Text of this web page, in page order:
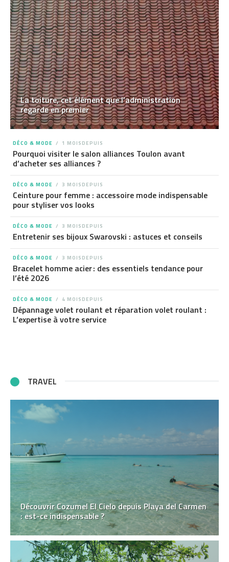
La toiture, cet élément que l’administration
regarde en premier
DÉCO & MODE 1 MOISDEPUIS
Pourquoi visiter le salon alliances Toulon avant
d’acheter ses alliances ?
DÉCO & MODE 3 MOISDEPUIS
Ceinture pour femme : accessoire mode indispensable
pour styliser vos looks
DÉCO & MODE 3 MOISDEPUIS
Entretenir ses bijoux Swarovski : astuces et conseils
DÉCO & MODE 3 MOISDEPUIS
Bracelet homme acier : des essentiels tendance pour
l’été 2026
DÉCO & MODE 4 MOISDEPUIS
Dépannage volet roulant et réparation volet roulant :
L’expertise à votre service
TRAVEL
Découvrir Cozumel El Cielo depuis Playa del Carmen
: est-ce indispensable ?